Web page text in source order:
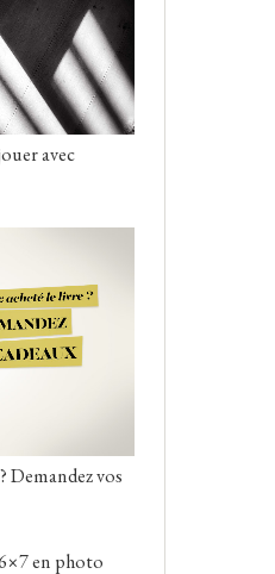
avec
Demandez vos
en photo